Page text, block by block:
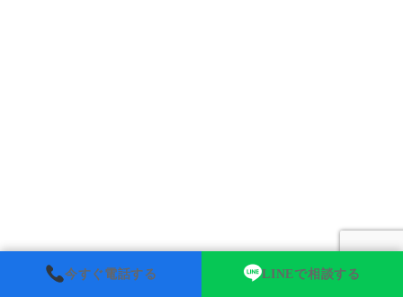
今すぐ電話する LINEで相談する